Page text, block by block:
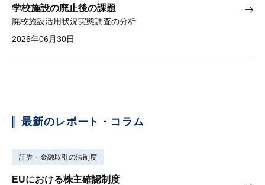
学校施設の廃止後の課題
廃校施設活用状況実態調査の分析
2026年06月30日
最新のレポート・コラム
証券・金融取引の法制度
EUにおける株主確認制度